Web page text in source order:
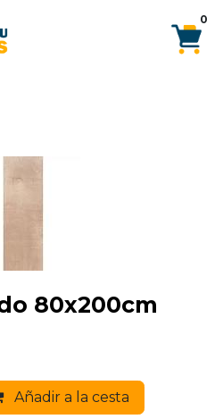
0
80x200cm
Añadir a la cesta